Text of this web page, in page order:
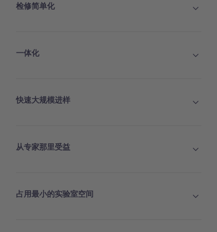
检修简单化
一体化
快速大规模进样
从专家那里受益
占用最小的实验室空间